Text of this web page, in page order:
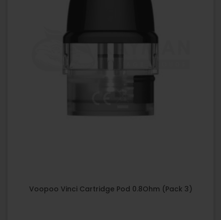
Voopoo Vinci Cartridge Pod 0.8Ohm (Pack 3)